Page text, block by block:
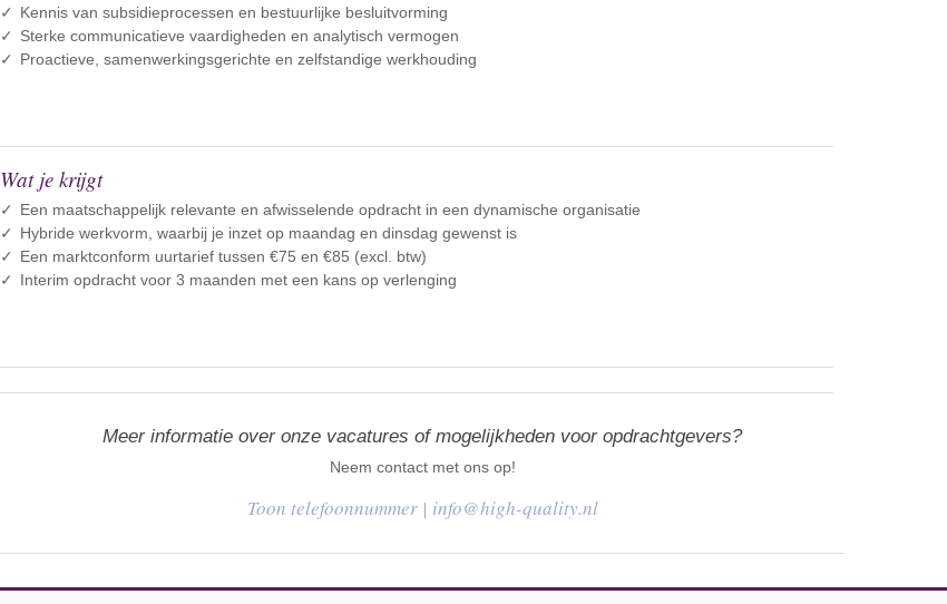
Kennis van subsidieprocessen en bestuurlijke besluitvorming
Sterke communicatieve vaardigheden en analytisch vermogen
Proactieve, samenwerkingsgerichte en zelfstandige werkhouding
Wat je krijgt
Een maatschappelijk relevante en afwisselende opdracht in een dynamische organisatie
Hybride werkvorm, waarbij je inzet op maandag en dinsdag gewenst is
Een marktconform uurtarief tussen €75 en €85 (excl. btw)
Interim opdracht voor 3 maanden met een kans op verlenging
Meer informatie over onze vacatures of mogelijkheden voor opdrachtgevers?
Neem contact met ons op!
| info@high-quality.nl